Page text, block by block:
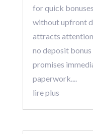
for quick
without upfront
attracts
no deposit
promises
paperwork....
lire plus